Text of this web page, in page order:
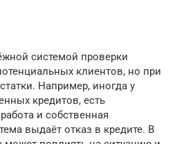
системой проверки
клиентов, но при
Например, иногда у
кредитов, есть
и собственная
выдаёт отказ в кредите. В